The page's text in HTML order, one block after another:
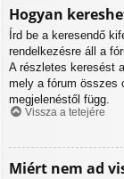
Hogyan
Írd be a keresendő
rendelkezésre áll a
A részletes keresést
mely a fórum összes
megjelenéstől függ.
Vissza a tetejére
Miért nem ad